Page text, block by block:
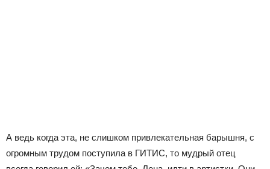
А ведь когда эта, не слишком привлекательная барышня, с
огромным трудом поступила в ГИТИС, то мудрый отец